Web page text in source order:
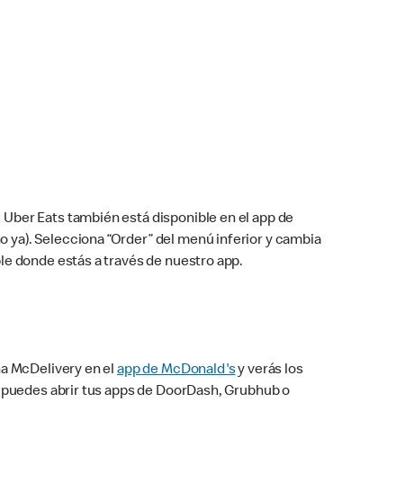
Eats también está disponible en el app de
ya). Selecciona “Order” del menú inferior y cambia
donde estás a través de nuestro app.
McDelivery en elapp de McDonald'sy verás los
abrir tus apps de DoorDash, Grubhub o